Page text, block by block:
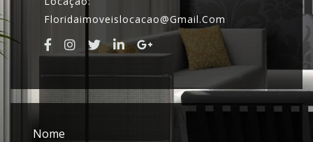
Floridaimoveislocacao@gmail.com
Nome